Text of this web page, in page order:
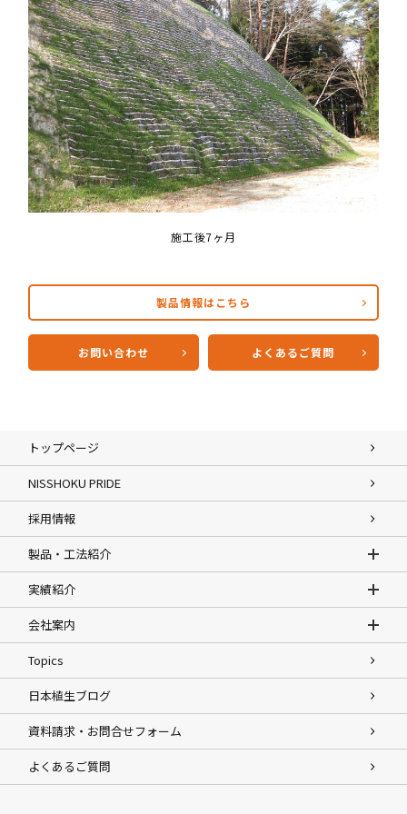
施工後7ヶ月
製品情報はこちら
お問い合わせ よくあるご質問
トップページ
NISSHOKU PRIDE
採用情報
製品・工法紹介
実績紹介
会社案内
Topics
日本植生ブログ
資料請求・お問合せフォーム
よくあるご質問